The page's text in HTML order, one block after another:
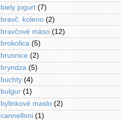
biely jogurt (7)
bravč. koleno (2)
bravčové mäso (12)
brokolica (5)
brusnice (2)
bryndza (5)
buchty (4)
bulgur (1)
bylinkové maslo (2)
cannelloni (1)